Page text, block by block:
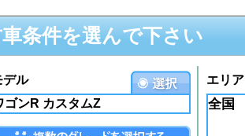
条件を選んで下さい
デル エリア
全国